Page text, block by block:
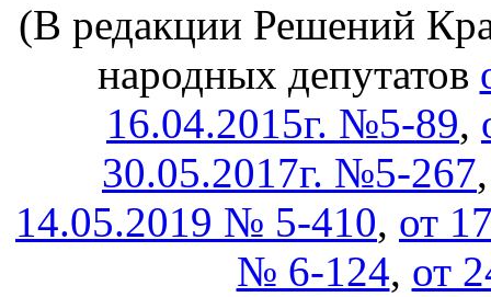
(В редакции Решений
народных депутатов
16.04.2015г. №5-89,
30.05.2017г. №5-267
14.05.2019 № 5-410, от
№ 6-124, от